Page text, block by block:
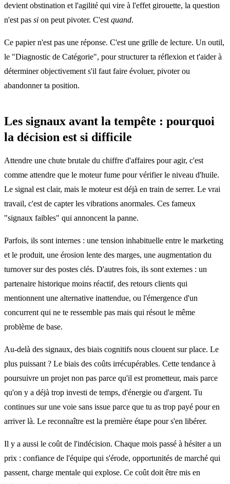
devient obstination et l'agilité qui vire à l'effet girouette, la question
n'est pas si on peut pivoter. C'est quand.
Ce papier n'est pas une réponse. C'est une grille de lecture. Un outil,
le "Diagnostic de Catégorie", pour structurer ta réflexion et t'aider à
déterminer objectivement s'il faut faire évoluer, pivoter ou
abandonner ta position.
Les signaux avant la tempête : pourquoi
la décision est si difficile
Attendre une chute brutale du chiffre d'affaires pour agir, c'est
comme attendre que le moteur fume pour vérifier le niveau d'huile.
Le signal est clair, mais le moteur est déjà en train de serrer. Le vrai
travail, c'est de capter les vibrations anormales. Ces fameux
"signaux faibles" qui annoncent la panne.
Parfois, ils sont internes : une tension inhabituelle entre le marketing
et le produit, une érosion lente des marges, une augmentation du
turnover sur des postes clés. D'autres fois, ils sont externes : un
partenaire historique moins réactif, des retours clients qui
mentionnent une alternative inattendue, ou l'émergence d'un
concurrent qui ne te ressemble pas mais qui résout le même
problème de base.
Au-delà des signaux, des biais cognitifs nous clouent sur place. Le
plus puissant ? Le biais des coûts irrécupérables. Cette tendance à
poursuivre un projet non pas parce qu'il est prometteur, mais parce
qu'on y a déjà trop investi de temps, d'énergie ou d'argent. Tu
continues sur une voie sans issue parce que tu as trop payé pour en
arriver là. Le reconnaître est la première étape pour s'en libérer.
Il y a aussi le coût de l'indécision. Chaque mois passé à hésiter a un
prix : confiance de l'équipe qui s'érode, opportunités de marché qui
passent, charge mentale qui explose. Ce coût doit être mis en